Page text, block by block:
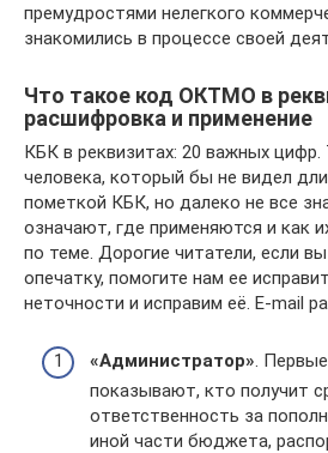
премудростями нелегкого
знакомились в процессе своей
Что такое код ОКТМО в
расшифровка и применение
КБК в реквизитах: 20 важных цифр.
человека, который бы не видел
пометкой КБК, но далеко не все
означают, где применяются и как
по теме. Дорогие читатели, если
опечатку, помогите нам ее
неточности и исправим её. E-mail
«Администратор».
показывают, кто получит
ответственность за
иной части бюджета,